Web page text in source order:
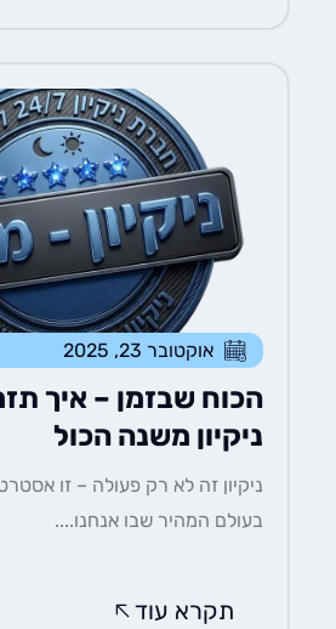
אוקטובר 23, 2025
הכוח שבזמן – איך תזמון
ניקיון משנה הכול
ניקיון זה לא רק פעולה – זו אסטרטגיה של
בעולם המהיר שבו אנחנו....
תקרא עוד